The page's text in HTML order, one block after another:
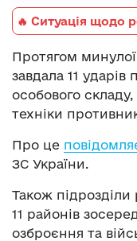
🔥 Ситуація щодо
Протягом
завдала 11
особового складу,
техніки
Про це
ЗС України.
Також підрозділи
11 районів
озброєння та